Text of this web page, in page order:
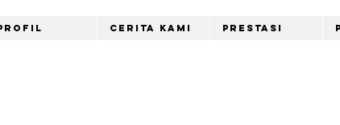
Cerita Kami Prestasi